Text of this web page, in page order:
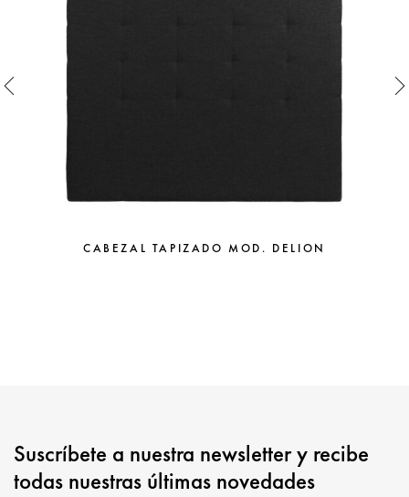
CABEZAL TAPIZADO MOD. DELION
Suscríbete a nuestra newsletter y recibe
todas nuestras últimas novedades